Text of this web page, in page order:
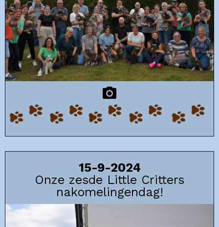
15-9-2024
Onze zesde Little Critters
nakomelingendag!